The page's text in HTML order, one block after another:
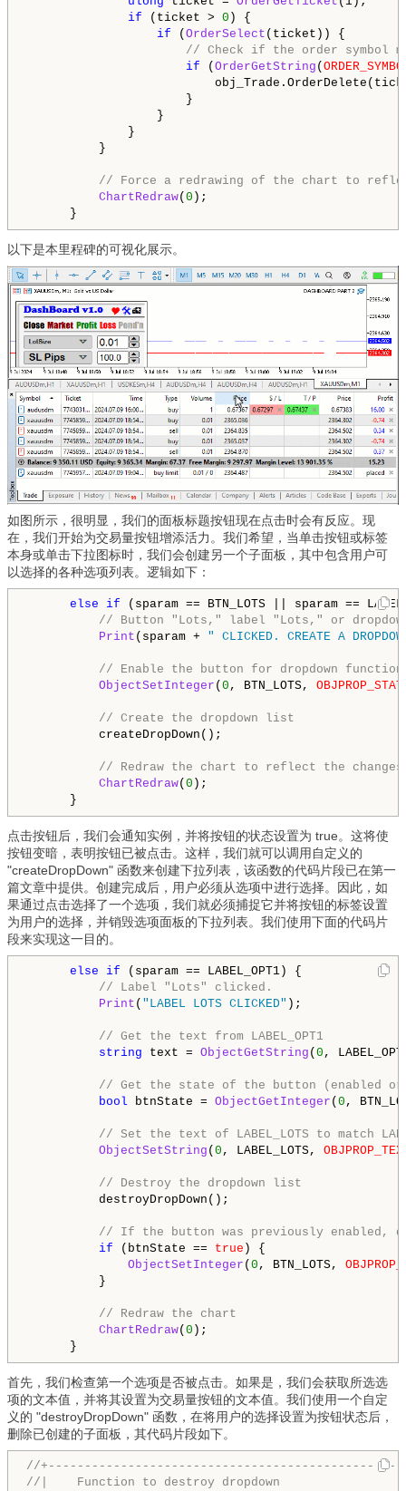
if (ticket > 0 ) {
if (OrderSelect (ticket)) {
// Check if the order symbol
if (OrderGetString (
}
}
}
}
// Force a redrawing of the chart to
ChartRedraw(0 );
}
以下是本里程碑的可视化展示。
如图所示，很明显，我们的面板标题按钮现在点击时会有反应。现
在，我们开始为交易量按钮增添活力。我们希望，当单击按钮或标签
本身或单击下拉图标时，我们会创建另一个子面板，其中包含用户可
以选择的各种选项列表。逻辑如下：
else if (sparam == BTN_LOTS || sparam ==
// Button "Lots," label "Lots," or
Print (sparam + " CLICKED. CREATE A
// Enable the button for dropdown
ObjectSetInteger ( 0 , BTN_LOTS,
// Create the dropdown list
createDropDown();
// Redraw the chart to reflect the changes
ChartRedraw( 0 );
}
点击按钮后，我们会通知实例，并将按钮的状态设置为 true。这将使
按钮变暗，表明按钮已被点击。这样，我们就可以调用自定义的
"createDropDown" 函数来创建下拉列表，该函数的代码片段已在第一
篇文章中提供。创建完成后，用户必须从选项中进行选择。因此，如
果通过点击选择了一个选项，我们就必须捕捉它并将按钮的标签设置
为用户的选择，并销毁选项面板的下拉列表。我们使用下面的代码片
段来实现这一目的。
else if (sparam == LABEL_OPT1) {
// Label "Lots" clicked.
Print ( "LABEL LOTS CLICKED" );
// Get the text from LABEL_OPT1
string text = ObjectGetString ( 0 ,
// Get the state of the button (enabled or
bool btnState = ObjectGetInteger ( 0 ,
// Set the text of LABEL_LOTS to match
ObjectSetString ( 0 , LABEL_LOTS,
// Destroy the dropdown list
destroyDropDown();
// If the button was previously enabled,
if (btnState == true ) {
ObjectSetInteger ( 0 , BTN_LOTS,
}
// Redraw the chart
ChartRedraw( 0 );
}
首先，我们检查第一个选项是否被点击。如果是，我们会获取所选选
项的文本值，并将其设置为交易量按钮的文本值。我们使用一个自定
义的 "destroyDropDown" 函数，在将用户的选择设置为按钮状态后，
删除已创建的子面板，其代码片段如下。
//
//|    Function to destroy dropdown